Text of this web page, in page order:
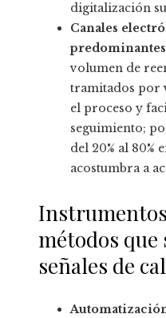
digitalización
Canales
volumen de
tramitados por
el proceso y
seguimiento;
del 20% al 80%
acostumbra a
métodos
señales de